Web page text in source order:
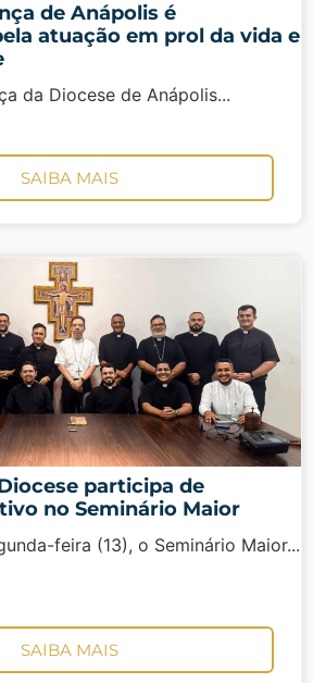
de Anápolis é
atuação em prol da vida e
da Diocese de Anápolis...
SAIBA MAIS
participa de
no Seminário Maior
feira (13), o Seminário Maior...
SAIBA MAIS